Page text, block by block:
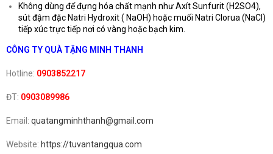
Không dùng để đựng hóa chất mạnh như Axít Sunfurit (H2SO4),
sút đậm đặc Natri Hydroxit ( NaOH) hoặc muối Natri Clorua (NaCl)
tiếp xúc trực tiếp nơi có vàng hoặc bạch kim.
CÔNG TY QUÀ TẶNG MINH THANH
Hotline: 0903852217
ĐT: 0903089986
Email: quatangminhthanh@gmail.com
Website: https://tuvantangqua.com